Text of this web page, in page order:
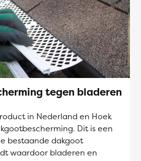
tegen bladeren
in Nederland en Hoek
Dit is een
bestaande dakgoot
waardoor bladeren en